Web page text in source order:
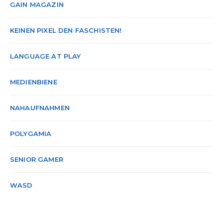
GAIN MAGAZIN
KEINEN PIXEL DEN FASCHISTEN!
LANGUAGE AT PLAY
MEDIENBIENE
NAHAUFNAHMEN
POLYGAMIA
SENIOR GAMER
WASD